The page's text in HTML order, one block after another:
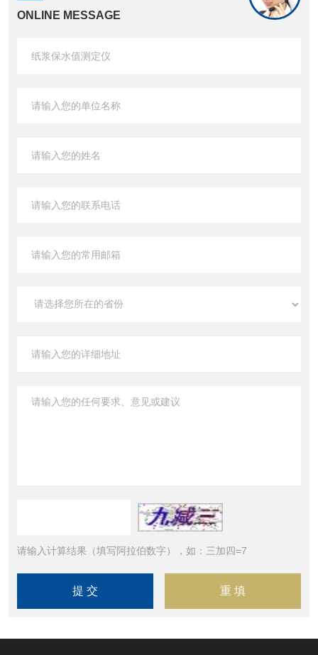
ONLINE MESSAGE
请输入计算结果（填写阿拉伯数字），如：三加四=7